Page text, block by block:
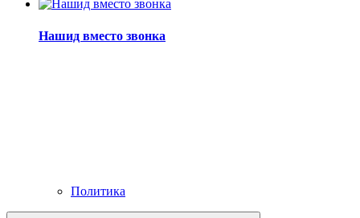
Нашид вместо звонка
Политика